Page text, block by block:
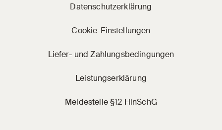
Datenschutzerklärung
Cookie-Einstellungen
Liefer- und Zahlungsbedingungen
Leistungserklärung
Meldestelle §12 HinSchG